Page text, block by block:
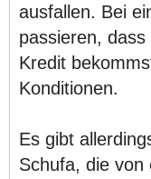
ausfallen. Bei
passieren,
Kredit
Konditionen.
Es gibt
Schufa, die von